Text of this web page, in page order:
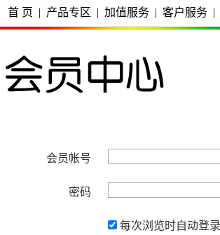
首 页 | 产品专区 | 加值服务 | 客户服务 |
会员帐号
密码
每次浏览时自动登录